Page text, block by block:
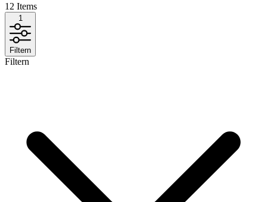
12 Items
1
Filtern
Filtern